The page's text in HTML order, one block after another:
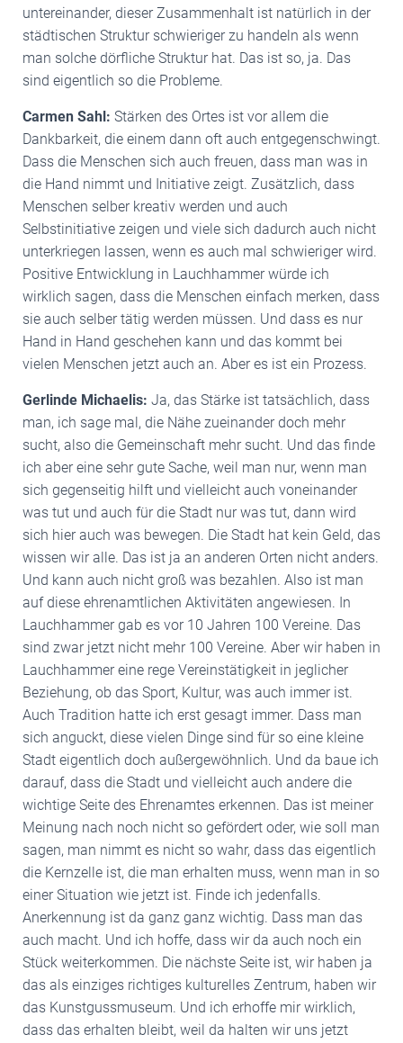
untereinander, dieser Zusammenhalt ist natürlich in der
städtischen Struktur schwieriger zu handeln als wenn
man solche dörfliche Struktur hat. Das ist so, ja. Das
sind eigentlich so die Probleme.
Carmen Sahl: Stärken des Ortes ist vor allem die
Dankbarkeit, die einem dann oft auch entgegenschwingt.
Dass die Menschen sich auch freuen, dass man was in
die Hand nimmt und Initiative zeigt. Zusätzlich, dass
Menschen selber kreativ werden und auch
Selbstinitiative zeigen und viele sich dadurch auch nicht
unterkriegen lassen, wenn es auch mal schwieriger wird.
Positive Entwicklung in Lauchhammer würde ich
wirklich sagen, dass die Menschen einfach merken, dass
sie auch selber tätig werden müssen. Und dass es nur
Hand in Hand geschehen kann und das kommt bei
vielen Menschen jetzt auch an. Aber es ist ein Prozess.
Gerlinde Michaelis: Ja, das Stärke ist tatsächlich, dass
man, ich sage mal, die Nähe zueinander doch mehr
sucht, also die Gemeinschaft mehr sucht. Und das finde
ich aber eine sehr gute Sache, weil man nur, wenn man
sich gegenseitig hilft und vielleicht auch voneinander
was tut und auch für die Stadt nur was tut, dann wird
sich hier auch was bewegen. Die Stadt hat kein Geld, das
wissen wir alle. Das ist ja an anderen Orten nicht anders.
Und kann auch nicht groß was bezahlen. Also ist man
auf diese ehrenamtlichen Aktivitäten angewiesen. In
Lauchhammer gab es vor 10 Jahren 100 Vereine. Das
sind zwar jetzt nicht mehr 100 Vereine. Aber wir haben in
Lauchhammer eine rege Vereinstätigkeit in jeglicher
Beziehung, ob das Sport, Kultur, was auch immer ist.
Auch Tradition hatte ich erst gesagt immer. Dass man
sich anguckt, diese vielen Dinge sind für so eine kleine
Stadt eigentlich doch außergewöhnlich. Und da baue ich
darauf, dass die Stadt und vielleicht auch andere die
wichtige Seite des Ehrenamtes erkennen. Das ist meiner
Meinung nach noch nicht so gefördert oder, wie soll man
sagen, man nimmt es nicht so wahr, dass das eigentlich
die Kernzelle ist, die man erhalten muss, wenn man in so
einer Situation wie jetzt ist. Finde ich jedenfalls.
Anerkennung ist da ganz ganz wichtig. Dass man das
auch macht. Und ich hoffe, dass wir da auch noch ein
Stück weiterkommen. Die nächste Seite ist, wir haben ja
das als einziges richtiges kulturelles Zentrum, haben wir
das Kunstgussmuseum. Und ich erhoffe mir wirklich,
dass das erhalten bleibt, weil da halten wir uns jetzt